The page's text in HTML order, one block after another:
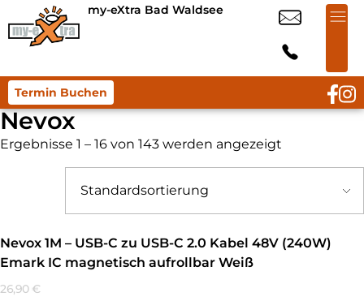
my-eXtra Bad Waldsee
Termin Buchen
Nevox
Ergebnisse 1 – 16 von 143 werden angezeigt
Nevox 1M – USB-C zu USB-C 2.0 Kabel 48V (240W)
Emark IC magnetisch aufrollbar Weiß
26,90 €